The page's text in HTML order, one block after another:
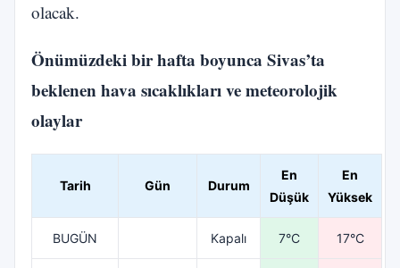
olacak.
Önümüzdeki bir hafta boyunca Sivas’ta
beklenen hava sıcaklıkları ve meteorolojik
olaylar
Tarih Gün Durum
En
Düşük
En
Yüksek
BUGÜN Kapalı 7°C 17°C